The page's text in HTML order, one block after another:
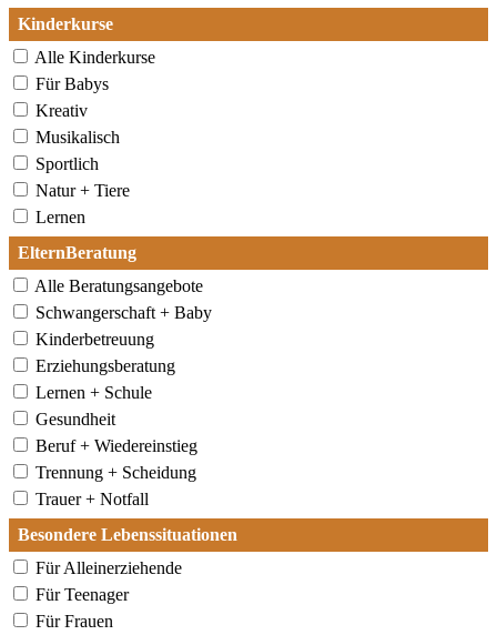
Kinderkurse
Alle Kinderkurse
Für Babys
Kreativ
Musikalisch
Sportlich
Natur + Tiere
Lernen
ElternBeratung
Alle Beratungsangebote
Schwangerschaft + Baby
Kinderbetreuung
Erziehungsberatung
Lernen + Schule
Gesundheit
Beruf + Wiedereinstieg
Trennung + Scheidung
Trauer + Notfall
Besondere Lebenssituationen
Für Alleinerziehende
Für Teenager
Für Frauen